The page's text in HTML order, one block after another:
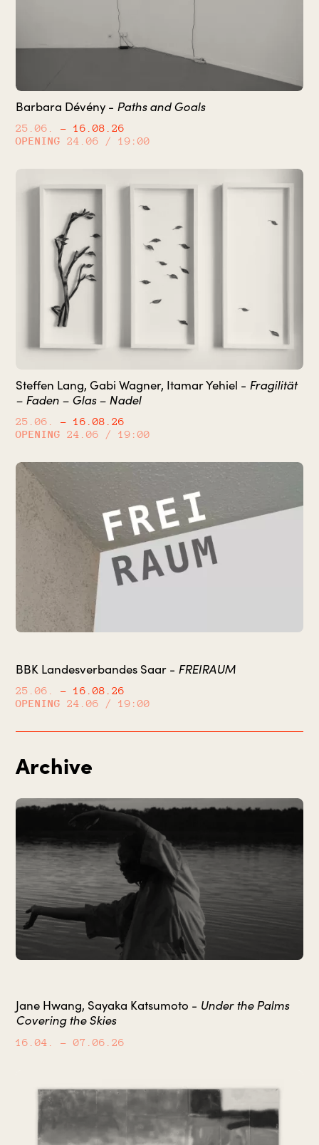
Barbara Dévény - Paths and Goals
25.06.
– 16.08.26
OPENING
24.06 / 19:00
Steffen Lang, Gabi Wagner, Itamar Yehiel - Fragilität
– Faden – Glas – Nadel
25.06.
– 16.08.26
OPENING
24.06 / 19:00
BBK Landesverbandes Saar - FREIRAUM
25.06.
– 16.08.26
OPENING
24.06 / 19:00
Archive
Jane Hwang, Sayaka Katsumoto - Under the Palms
Covering the Skies
16.04. – 07.06.26